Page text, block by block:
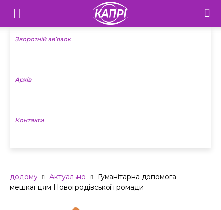
Телебачення
«Капрі»
Новини
Зворотній зв’язок
Архів
Контакти
додому Актуально
Гуманітарна допомога
мешканцям Новогродівської громади